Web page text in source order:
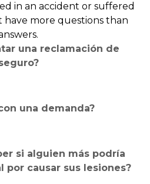
in an accident or suffered
have more questions than
una reclamación de
una demanda?
si alguien más podría
por causar sus lesiones?